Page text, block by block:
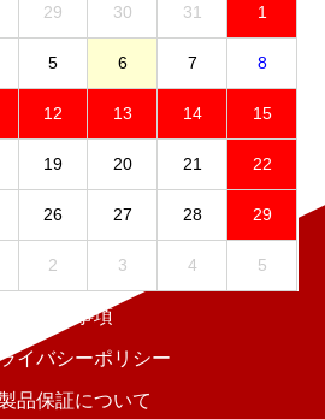
29 30 31 1
5 6 7 8
12 13 14 15
19 20 21 22
26 27 28 29
2 3 4 5
免責事項
ライバシーポリシー
品保証について